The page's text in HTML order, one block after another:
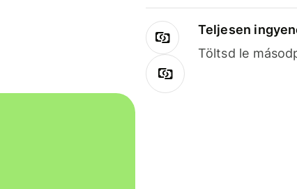
Teljesen
Töltsd le